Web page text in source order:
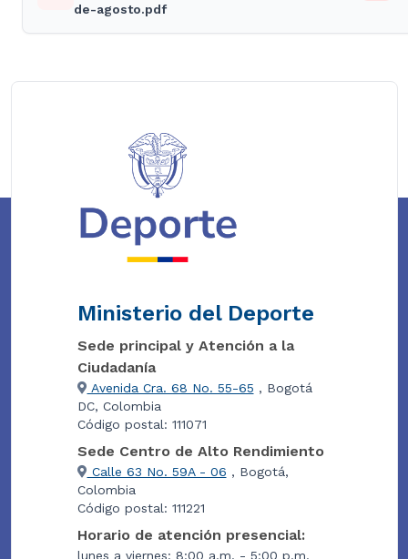
de-agosto.pdf
Ministerio del Deporte
Sede principal y Atención a la
Ciudadanía
Avenida Cra. 68 No. 55-65 , Bogotá
DC, Colombia
Código postal: 111071
Sede Centro de Alto Rendimiento
Calle 63 No. 59A - 06 , Bogotá,
Colombia
Código postal: 111221
Horario de atención presencial:
lunes a viernes: 8:00 a.m. - 5:00 p.m.